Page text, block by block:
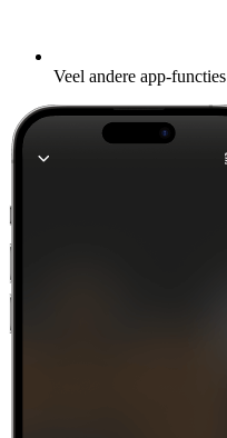
Veel andere app-functies